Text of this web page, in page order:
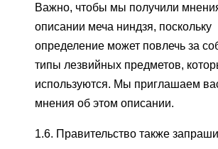
Важно, чтобы мы получили
описании меча ниндзя, поскольку
определение может повлечь за
типы лезвийных предметов,
используются. Мы приглашаем
мнения об этом описании.
1.6. Правительство также